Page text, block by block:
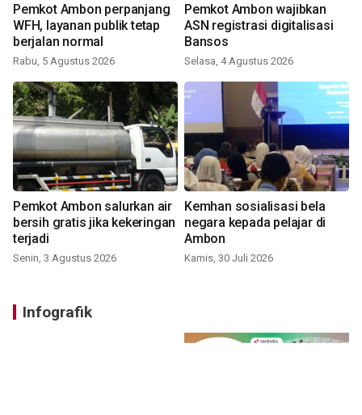
Pemkot Ambon perpanjang
WFH, layanan publik tetap
berjalan normal
Rabu, 5 Agustus 2026
Pemkot Ambon wajibkan
ASN registrasi digitalisasi
Bansos
Selasa, 4 Agustus 2026
Pemkot Ambon salurkan air
bersih gratis jika kekeringan
terjadi
Senin, 3 Agustus 2026
Kemhan sosialisasi bela
negara kepada pelajar di
Ambon
Kamis, 30 Juli 2026
Infografik